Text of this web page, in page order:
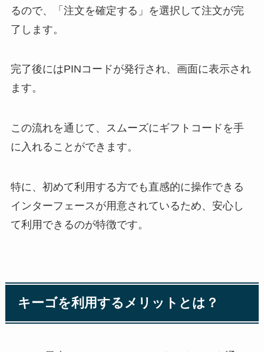
るので、「注文を確定する」を選択して注文が完
了します。
完了後にはPINコードが発行され、画面に表示され
ます。
この流れを通じて、スムーズにギフトコードを手
に入れることができます。
特に、初めて利用する方でも直感的に操作できる
インターフェースが用意されているため、安心し
て利用できるのが特徴です。
キーゴを利用するメリットとは？